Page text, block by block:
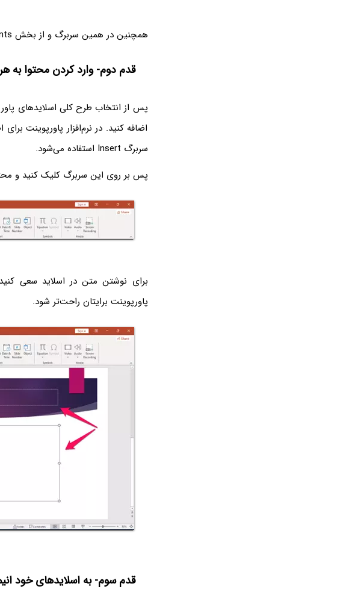
همچنین در همین سربرگ و از بخش Variants می‌توانید رنگ تم انتخابی خود را تعیین کنید.
قدم دوم- وارد کردن محتوا به هر
پس از انتخاب طرح کلی اسلایدهای
اضافه کنید. در نرم‌افزار پاورپوینت
سربرگ Insert استفاده می‌شود.
پس بر روی این سربرگ کلیک کنید و
برای نوشتن متن در اسلاید سعی
پاورپوینت برایتان راحت‌تر شود.
قدم سوم- به اسلاید‌‎های خود انیمیشن اضافه کنید